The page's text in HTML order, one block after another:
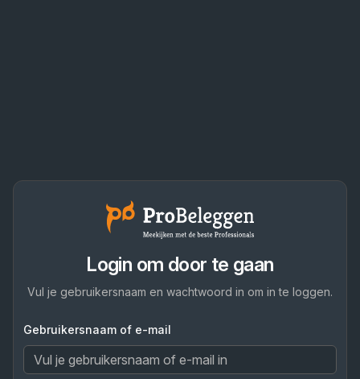
Login om door te gaan
Vul je gebruikersnaam en wachtwoord in om in te loggen.
Gebruikersnaam of e-mail